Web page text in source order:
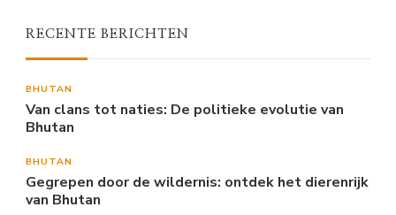
RECENTE BERICHTEN
BHUTAN
Van clans tot naties: De politieke evolutie van
Bhutan
BHUTAN
Gegrepen door de wildernis: ontdek het dierenrijk
van Bhutan